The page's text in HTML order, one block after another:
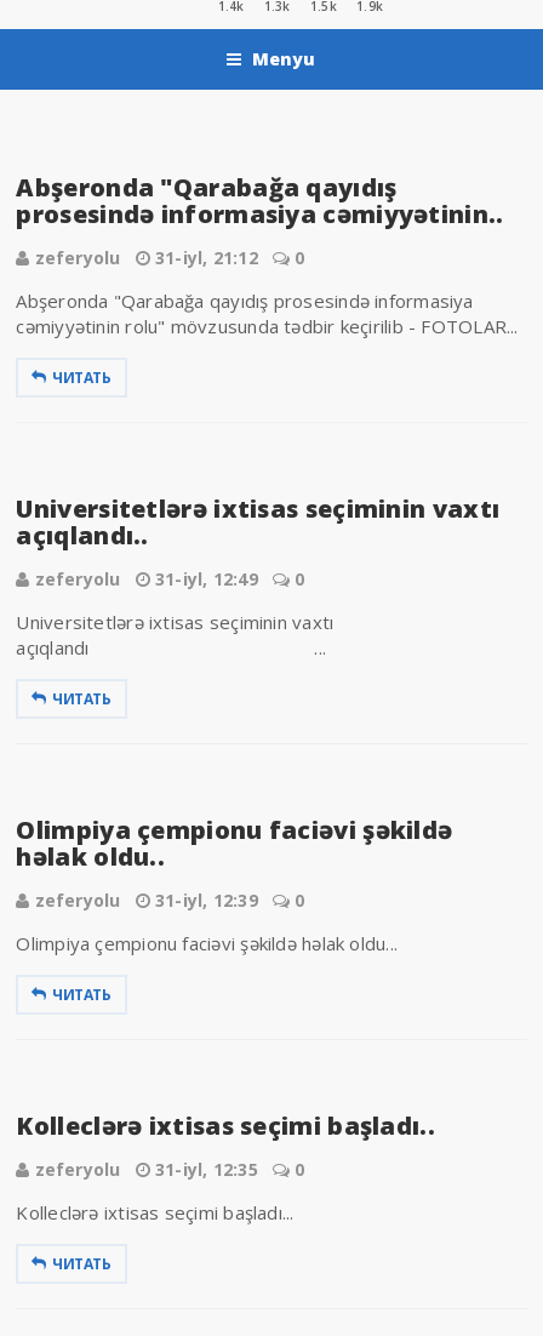
1.4k 1.3k 1.5k 1.9k
Menyu
Abşeronda "Qarabağa qayıdış
prosesində informasiya cəmiyyətinin..
zeferyolu 31-iyl, 21:12 0
Abşeronda "Qarabağa qayıdış prosesində informasiya
cəmiyyətinin rolu" mövzusunda tədbir keçirilib - FOTOLAR...
ЧИТАТЬ
Universitetlərə ixtisas seçiminin vaxtı
açıqlandı..
zeferyolu 31-iyl, 12:49 0
Universitetlərə ixtisas seçiminin vaxtı
açıqlandı ...
ЧИТАТЬ
Olimpiya çempionu faciəvi şəkildə
həlak oldu..
zeferyolu 31-iyl, 12:39 0
Olimpiya çempionu faciəvi şəkildə həlak oldu...
ЧИТАТЬ
Kolleclərə ixtisas seçimi başladı..
zeferyolu 31-iyl, 12:35 0
Kolleclərə ixtisas seçimi başladı...
ЧИТАТЬ